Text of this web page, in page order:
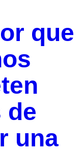
que
de
una